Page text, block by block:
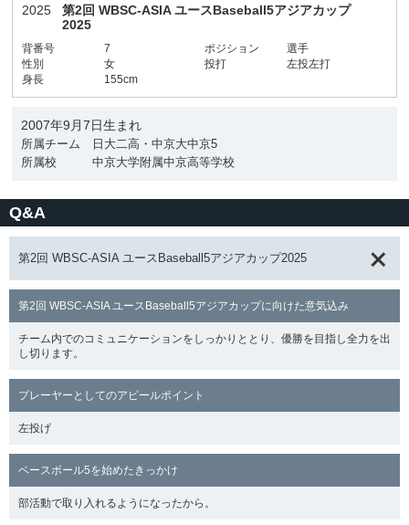
2025
第2回 WBSC-ASIA ユースBaseball5アジアカップ
2025
背番号 7 ポジション
選手
性別
女 投打
左投左打
身長
155cm
2007年9月7日生まれ
所属チーム
日大二高・中京大中京5
所属校
中京大学附属中京高等学校
Q&A
第2回 WBSC-ASIA ユースBaseball5アジアカップ2025
第2回 WBSC-ASIA ユースBaseball5アジアカップに向けた意気込み
チーム内でのコミュニケーションをしっかりととり、優勝を目指し全力を出
し切ります。
プレーヤーとしてのアピールポイント
左投げ
ベースボール5を始めたきっかけ
部活動で取り入れるようになったから。